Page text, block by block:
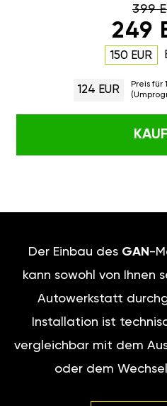
399
249
150 EUR
124 EUR
Preis für
Der Einbau des GAN -
kann sowohl von Ihnen
Autowerkstatt
Installation ist
vergleichbar mit dem
oder dem